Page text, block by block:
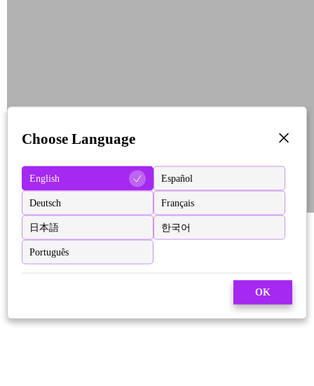
Choose Language
English Español
Deutsch Français
日本語 한국어
Português
OK